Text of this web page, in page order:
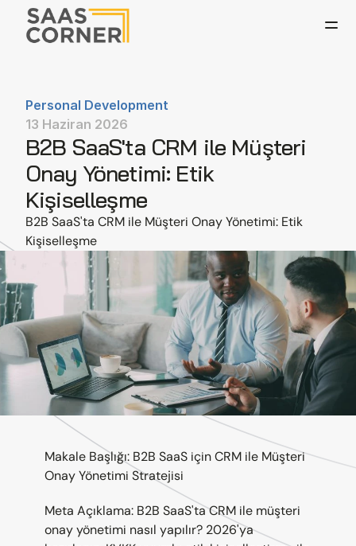
Personal Development
13 Haziran 2026
B2B SaaS'ta CRM ile Müşteri
Onay Yönetimi: Etik
Kişiselleşme
B2B SaaS'ta CRM ile Müşteri Onay Yönetimi: Etik
Kişiselleşme
Makale Başlığı: B2B SaaS için CRM ile Müşteri
Onay Yönetimi Stratejisi
Meta Açıklama: B2B SaaS'ta CRM ile müşteri
onay yönetimi nasıl yapılır? 2026'ya